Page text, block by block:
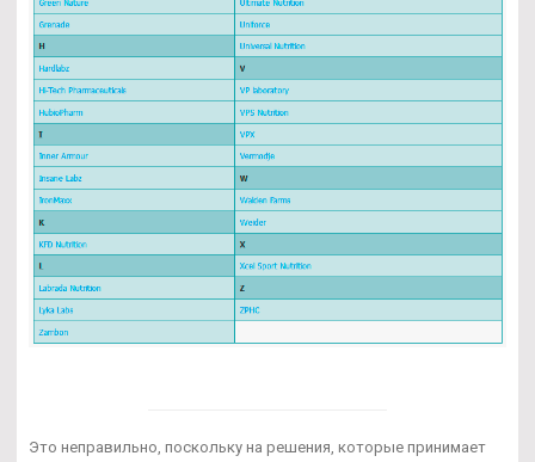
Это неправильно, поскольку на решения, которые принимает